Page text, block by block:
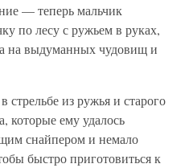
— теперь мальчик
по лесу с ружьем в руках,
на выдуманных чудовищ и
из ружья и старого
которые ему удалось
снайпером и немало
быстро приготовиться к